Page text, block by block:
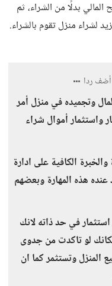
بدلًا من الشراء، ثم
لشراء منزل تقوم بالشراء.
أضف ردا
وتجميده في منزل أمر
واستثمار أموال شراء
الكافية على ادارة
هذه المهارة وبعضهم
في حد ذاته لانك
لو تاكدت من جدوى
المنزل وتستثمر كما ان